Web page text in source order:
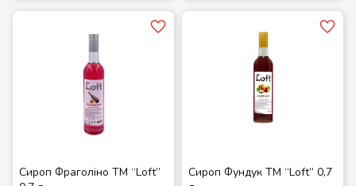
Сироп Фраголіно ТМ “Loft”
Сироп Фундук ТМ “Loft” 0,7